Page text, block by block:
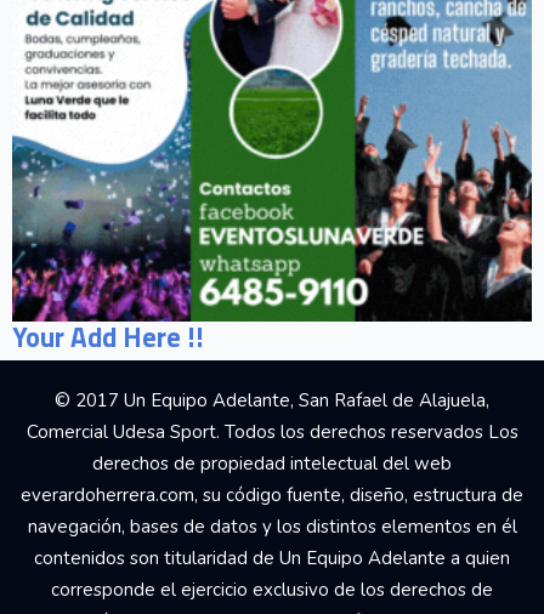
Your Add Here !!
© 2017 Un Equipo Adelante, San Rafael de Alajuela,
Comercial Udesa Sport. Todos los derechos reservados Los
derechos de propiedad intelectual del web
everardoherrera.com, su código fuente, diseño, estructura de
navegación, bases de datos y los distintos elementos en él
contenidos son titularidad de Un Equipo Adelante a quien
corresponde el ejercicio exclusivo de los derechos de